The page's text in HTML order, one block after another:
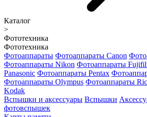
Каталог
>
Фототехника
Фототехника
Фотоаппараты Фотоаппараты Canon
Фотоаппараты Nikon Фотоаппараты
Panasonic Фотоаппараты Pentax
Фотоаппараты Olympus Фотоаппараты
Kodak
Вспышки и аксессуары Вспышки
фотовспышек